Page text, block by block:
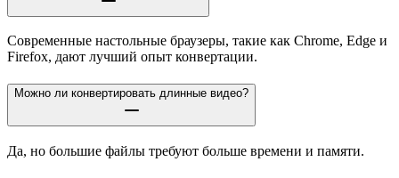
Современные настольные браузеры, такие как Chrome, Edge и
Firefox, дают лучший опыт конвертации.
Можно ли конвертировать длинные видео?
Да, но большие файлы требуют больше времени и памяти.